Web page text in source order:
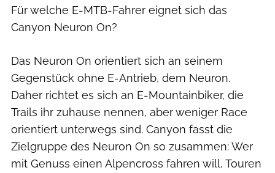
Für welche E-MTB-Fahrer eignet sich das
Canyon Neuron On?
Das Neuron On orientiert sich an seinem
Gegenstück ohne E-Antrieb, dem Neuron.
Daher richtet es sich an E-Mountainbiker, die
Trails ihr zuhause nennen, aber weniger Race
orientiert unterwegs sind. Canyon fasst die
Zielgruppe des Neuron On so zusammen: Wer
mit Genuss einen Alpencross fahren will, Touren